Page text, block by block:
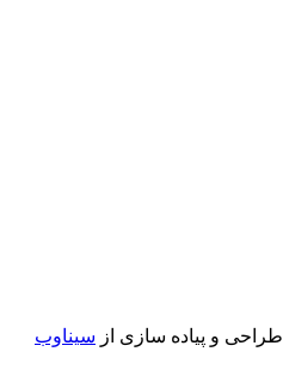
طراحی و پیاده سازی از سیناوب